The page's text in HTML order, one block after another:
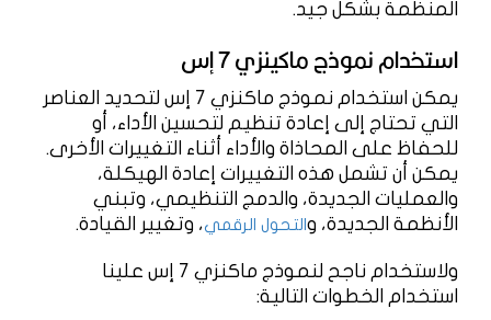
المنظمة بشكل جيد.
استخدام نموذج ماكينزي 7 إس
يمكن استخدام نموذج ماكنزي 7 إس لتحديد العناصر
التي تحتاج إلى إعادة تنظيم لتحسين الأداء، أو
للحفاظ على المحاذاة والأداء أثناء التغييرات الأخرى.
يمكن أن تشمل هذه التغييرات إعادة الهيكلة،
والعمليات الجديدة، والدمج التنظيمي، وتبني
الأنظمة الجديدة، و التحول الرقمي، وتغيير القيادة.
ولاستخدام ناجح لنموذج ماكنزي 7 إس علينا
استخدام الخطوات التالية: